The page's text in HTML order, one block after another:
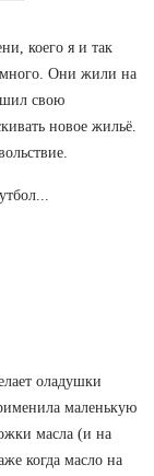
коего я и так
много. Они жили на
свою
новое жильё.
оладушки
маленькую
масла (и на
когда масло на